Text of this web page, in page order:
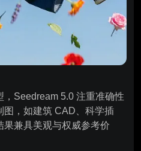
Seedream 5.0 注重准确性
图，如建筑 CAD、科学插
兼具美观与权威参考价